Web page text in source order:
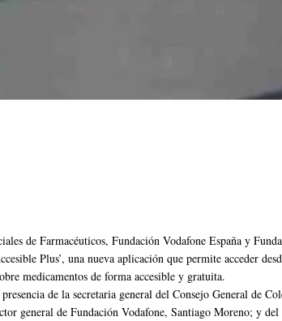
de Farmacéuticos, Fundación Vodafone España y
Plus’, una nueva aplicación que permite acceder
medicamentos de forma accesible y gratuita.
de la secretaria general del Consejo General de
general de Fundación Vodafone, Santiago Moreno; y